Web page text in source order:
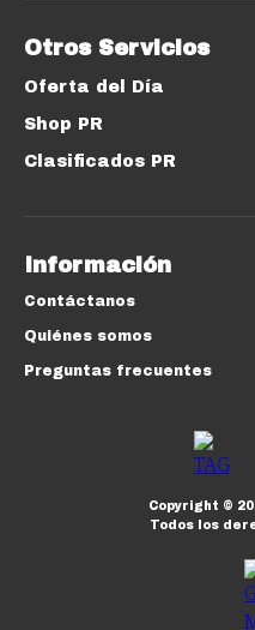
Otros Servicios
Oferta del Día
Shop PR
Clasificados PR
Información
Contáctanos
Quiénes somos
Preguntas frecuentes
Copyright ©
Todos los